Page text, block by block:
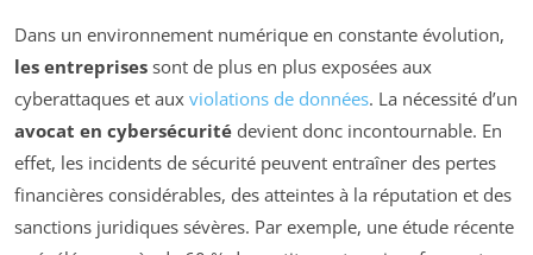
Dans un environnement numérique en constante évolution,
les entreprises sont de plus en plus exposées aux
cyberattaques et aux violations de données. La nécessité d’un
avocat en cybersécurité devient donc incontournable. En
effet, les incidents de sécurité peuvent entraîner des pertes
financières considérables, des atteintes à la réputation et des
sanctions juridiques sévères. Par exemple, une étude récente